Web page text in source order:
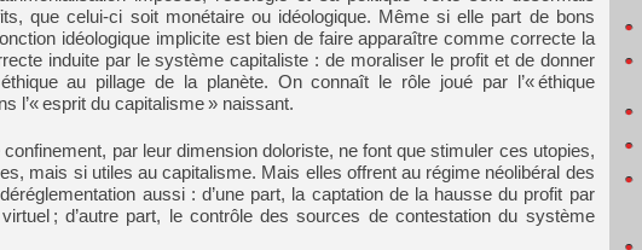
que celui-ci soit monétaire ou idéologique. Même si elle part de bons
idéologique implicite est bien de faire apparaître comme correcte la
induite par le système capitaliste : de moraliser le profit et de donner
au pillage de la planète. On connaît le rôle joué par l’« éthique
l’« esprit du capitalisme » naissant.
par leur dimension doloriste, ne font que stimuler ces utopies,
mais si utiles au capitalisme. Mais elles offrent au régime néolibéral des
aussi : d’une part, la captation de la hausse du profit par
virtuel ; d’autre part, le contrôle des sources de contestation du système